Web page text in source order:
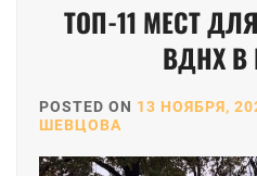
ТОП-11 МЕСТ
ВДНХ В
POSTED ON 13 НОЯБРЯ,
ШЕВЦОВА